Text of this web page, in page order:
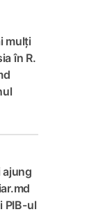
mulți
în R.
ajung
PIB-ul